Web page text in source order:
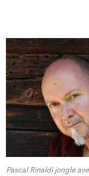
Pascal Rinaldi jongle